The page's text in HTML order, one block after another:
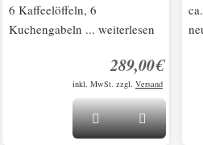
6 Kaffeelöffeln, 6
Kuchengabeln ... weiterlesen
289,00€
inkl. MwSt. zzgl. Versand